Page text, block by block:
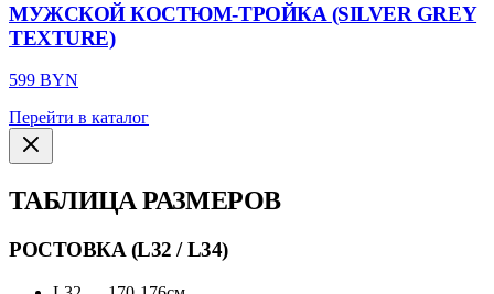
МУЖСКОЙ КОСТЮМ-ТРОЙКА (SILVER GREY
TEXTURE)
599 BYN
Перейти в каталог
ТАБЛИЦА РАЗМЕРОВ
РОСТОВКА (L32 / L34)